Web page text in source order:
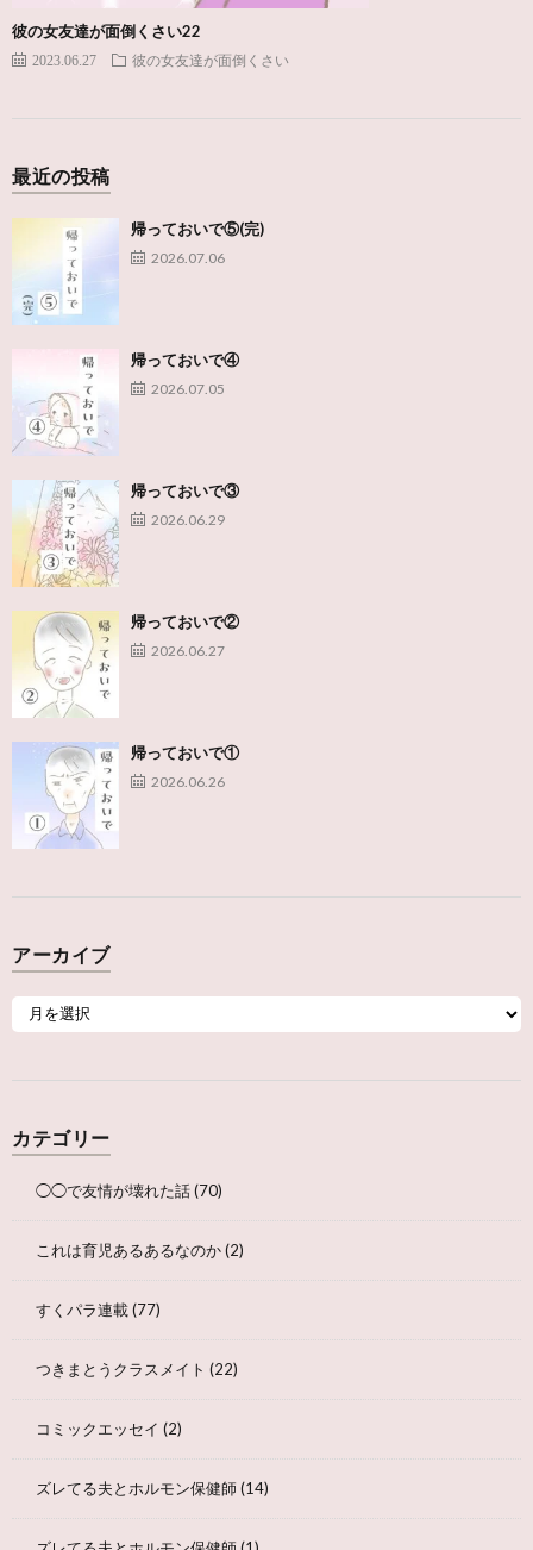
彼の女友達が面倒くさい22
2023.06.27 彼の女友達が面倒くさい
最近の投稿
帰っておいで⑤(完)
2026.07.06
帰っておいで④
2026.07.05
帰っておいで③
2026.06.29
帰っておいで②
2026.06.27
帰っておいで①
2026.06.26
アーカイブ
カテゴリー
◯◯で友情が壊れた話(70)
これは育児あるあるなのか(2)
すくパラ連載(77)
つきまとうクラスメイト (22)
コミックエッセイ (2)
ズレてる夫とホルモン保健師(14)